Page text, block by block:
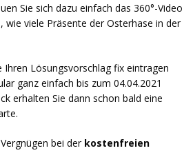
Sie sich dazu einfach das 360°-Video
wie viele Präsente der Osterhase in der
Ihren Lösungsvorschlag fix eintragen
ganz einfach bis zum 04.04.2021
erhalten Sie dann schon bald eine
bei der kostenfreien